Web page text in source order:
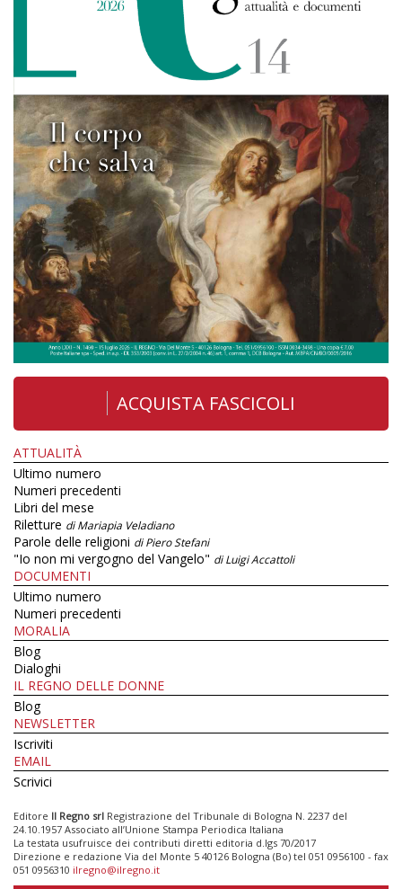
ACQUISTA FASCICOLI
ATTUALITÀ
Ultimo numero
Numeri precedenti
Libri del mese
Riletture di Mariapia Veladiano
Parole delle religioni di Piero Stefani
"Io non mi vergogno del Vangelo" di Luigi Accattoli
DOCUMENTI
Ultimo numero
Numeri precedenti
MORALIA
Blog
Dialoghi
IL REGNO DELLE DONNE
Blog
NEWSLETTER
Iscriviti
EMAIL
Scrivici
Editore Il Regno srl Registrazione del Tribunale di Bologna N. 2237 del
24.10.1957 Associato all’Unione Stampa Periodica Italiana
La testata usufruisce dei contributi diretti editoria d.lgs 70/2017
Direzione e redazione Via del Monte 5 40126 Bologna (Bo) tel 051 0956100 - fax
051 0956310 ilregno@ilregno.it